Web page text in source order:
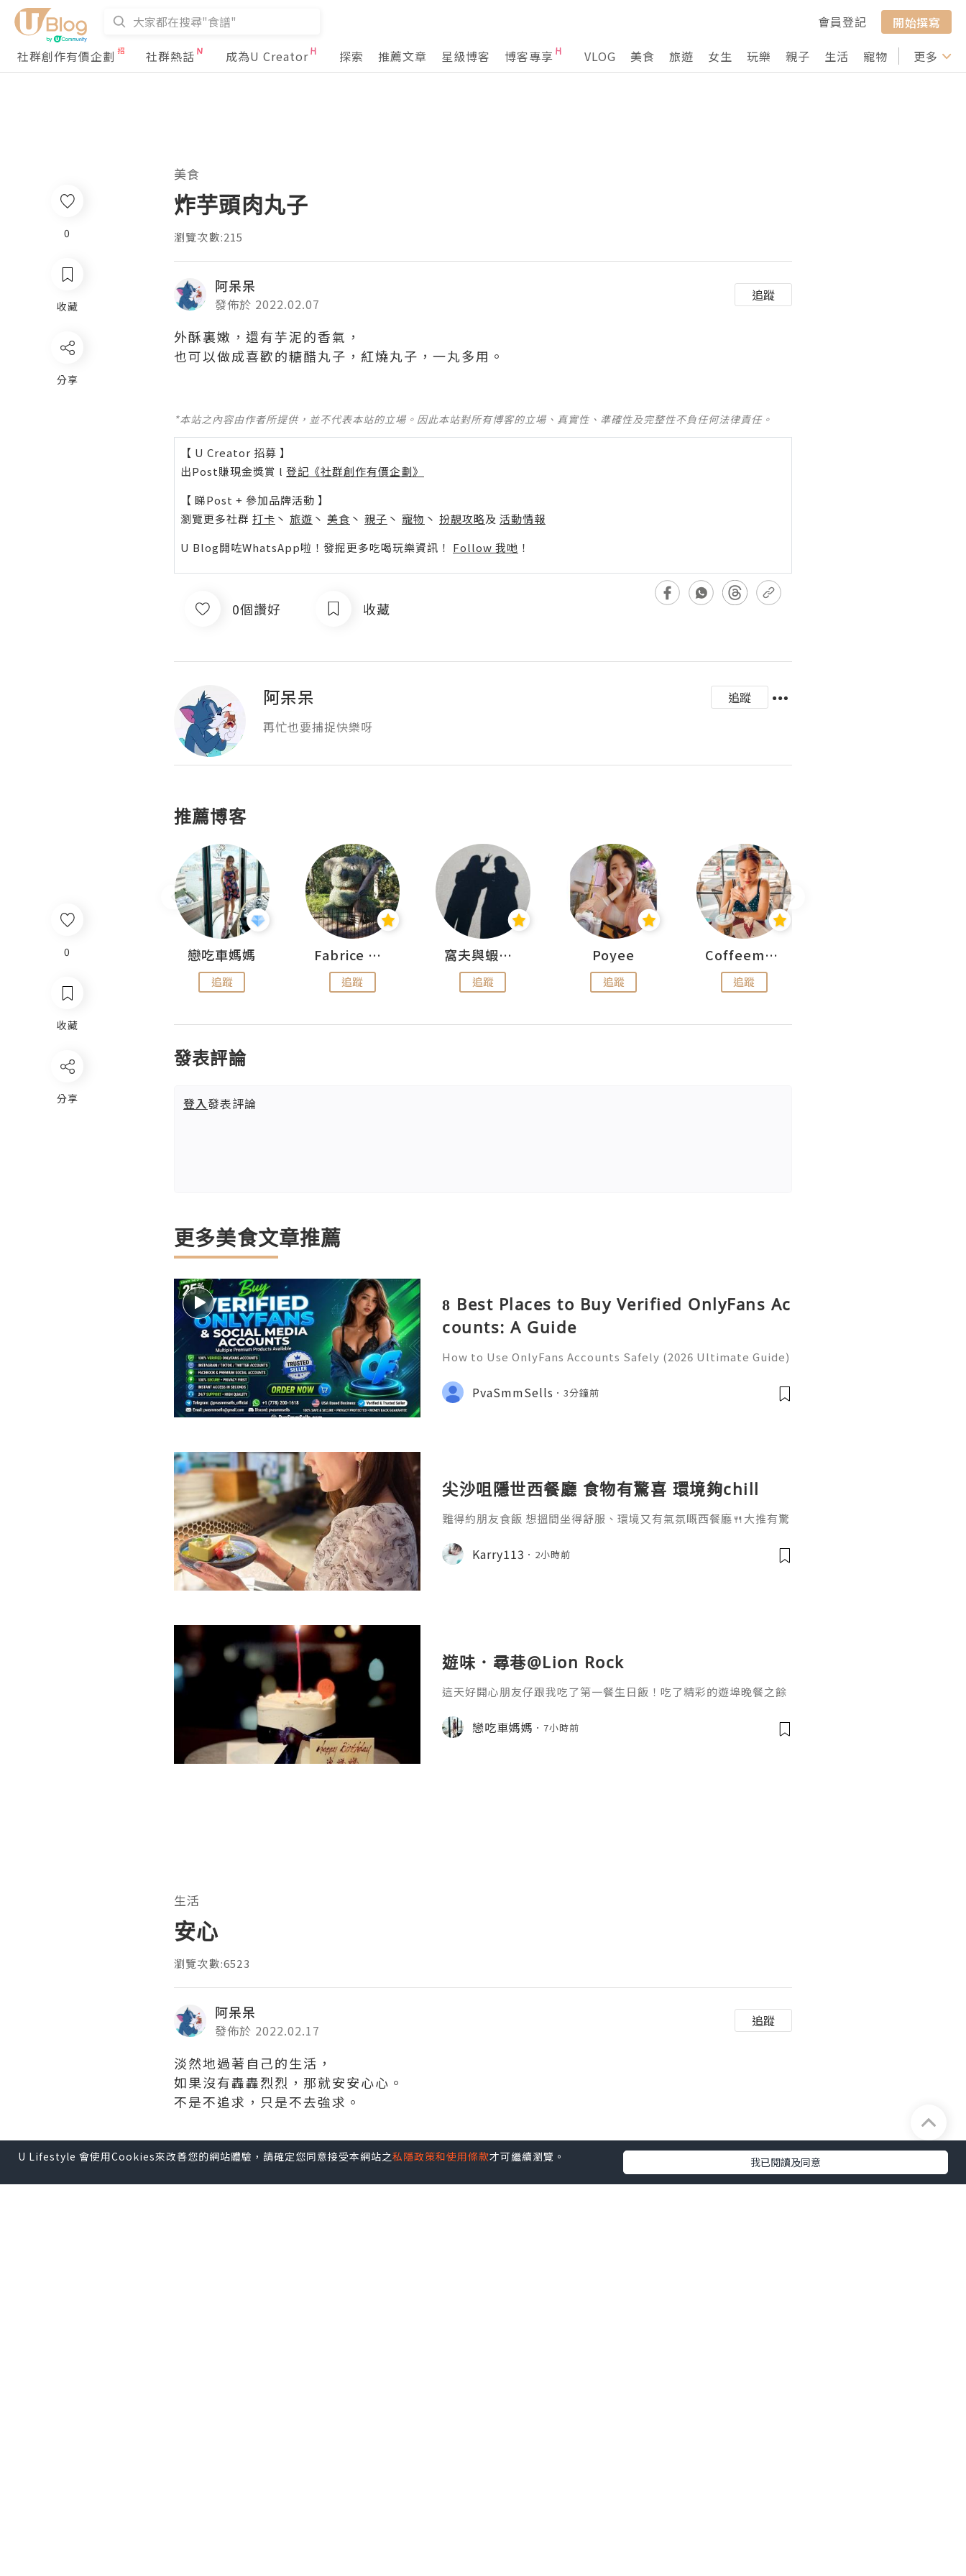
會員登記
開始撰寫
社群創作有價企劃
社群熱話 成為U Creator 探索 推薦文章 星級博客 博客專享 VLOG 美食 旅遊 女生 玩樂 親子 生活 寵物 行山 打卡
更多
0
收藏
分享
美食
炸芋頭肉丸子
瀏覽次數:215
阿呆呆
發佈於 2022.02.07
追蹤
外酥裏嫩，還有芋泥的香氣，
也可以做成喜歡的糖醋丸子，紅燒丸子，一丸多用。
*本站之內容由作者所提供，並不代表本站的立場。因此本站對所有博客的立場、真實性、準確性及完整性不負任何法律責任。
【 U Creator 招募 】
出Post賺現金獎賞 l 登記《社群創作有價企劃》
【 睇Post + 參加品牌活動 】
瀏覽更多社群 打卡 丶 旅遊 丶 美食 丶 親子 丶 寵物 丶 扮靚攻略及 活動情報
U Blog開咗WhatsApp啦！發掘更多吃喝玩樂資訊！ Follow 我哋 ！
0個讚好 收藏
阿呆呆
追蹤
再忙也要捕捉快樂呀
推薦博客
戀吃車媽媽
追蹤
Fabrice 嚐味
追蹤
窩夫與蝦子餅
追蹤
Poyee
追蹤
Coffeemeetjojo
追蹤
發表評論
登入發表評論
更多美食文章推薦
8 Best Places to Buy Verified OnlyFans Ac
counts: A Guide
How to Use OnlyFans Accounts Safely (2026 Ultimate Guide)
e access content, manage subscriptions, and participate in
online communities. OnlyF
PvaSmmSells 3分鐘前
尖沙咀隱世西餐廳 食物有驚喜 環境夠chill
難得約朋友食飯 想搵間坐得舒服、環境又有氣氛嘅西餐廳🍴大推有驚
omhk 真係好多捧場客同場仲有唔少食客慶祝生日添🎂🥳我哋揀咗4
個course 嘅dinner set for two $928 呢個價錢就可以由前菜、
Karry113 2小時前
遊味．尋巷@Lion Rock
這天好開心朋友仔跟我吃了第一餐生日飯！吃了精彩的遊埠晚餐之餘
ock獅房菜！剛剛於八月推出了全新的亞洲風味獅房發辦。我們被安
排到廂房內享用晚餐！私密度高當然吃得特別盡興。夏天日長七點來
戀吃車媽媽 7小時前
0
收藏
分享
生活
安心
瀏覽次數:6523
阿呆呆
發佈於 2022.02.17
追蹤
淡然地過著自己的生活，
如果沒有轟轟烈烈，那就安安心心。
不是不追求，只是不去強求。 ​ ​​​
*本站之內容由作者所提供，並不代表本站的立場。因此本站對所有博客的立場、真實性、準確性及完整性不負任何法律責任。
U Lifestyle 會使用Cookies來改善您的網站體驗，請確定您同意接受本網站之私隱政策和使用條款才可繼續瀏覽。 我已閱讀及同意